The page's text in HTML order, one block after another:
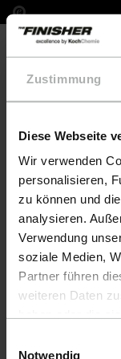
Zustimmung
Diese Webseite
Wir verwenden
personalisieren,
zu können und
analysieren.
Verwendung
soziale Medien,
Partner führen
weiteren Daten
Einstellungen zu
Notwendig
Complete